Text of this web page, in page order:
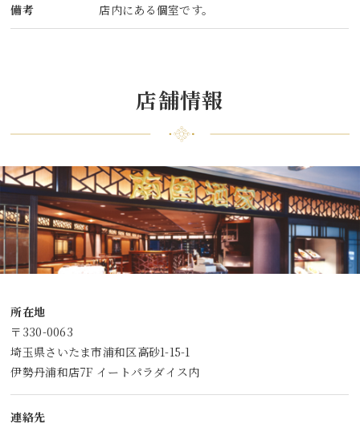
備考 店内にある個室です。
店舗情報
所在地
〒330-0063
埼玉県さいたま市浦和区高砂1-15-1
伊勢丹浦和店7F イートパラダイス内
連絡先